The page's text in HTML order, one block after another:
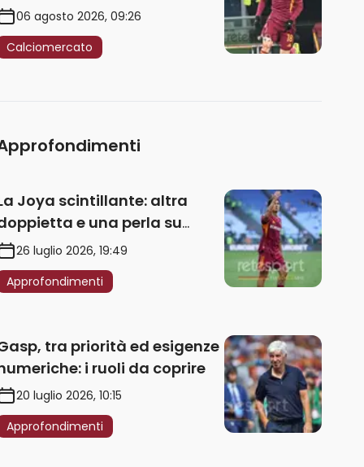
06 agosto 2026, 09:26
Calciomercato
Joya scintillante: altra
e una perla su
– VIDEO
26 luglio 2026, 19:49
Approfondimenti
tra priorità ed esigenze
i ruoli da coprire
20 luglio 2026, 10:15
Approfondimenti